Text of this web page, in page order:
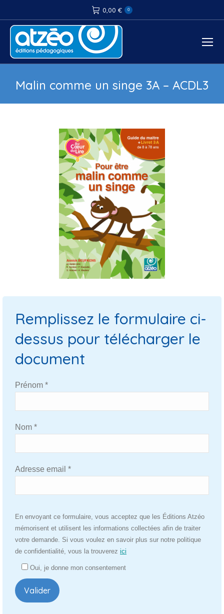
0,00 € 0
Malin comme un singe 3A – ACDL3
Remplissez le formulaire ci-
dessus pour télécharger le
document
Prénom *
Nom *
Adresse email *
laisser
ce
champ
vide.
En envoyant ce formulaire, vous acceptez que les Éditions Atzéo
mémorisent et utilisent les informations collectées afin de traiter
votre demande. Si vous voulez en savoir plus sur notre politique
de confidentialité, vous la trouverez ici
Oui, je donne mon consentement